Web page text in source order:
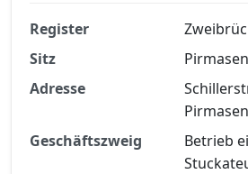
Finanzkennzahlen nach
Registrierung
Jetzt kostenlos
Register
Sitz
Adresse
Geschäftszweig
Betrieb